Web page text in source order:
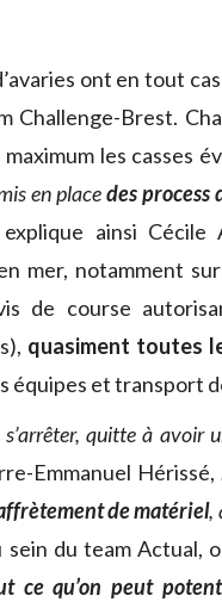
ont en tout
Challenge-Brest.
les casses
en placedes process
ainsi Cécile
mer, notamment
de course
quasiment toutes
équipes et transport
s’arrêter, quitte à avoir
Emmanuel Hérissé,
de matériel,
sein du team Actual,
ce qu’on peut